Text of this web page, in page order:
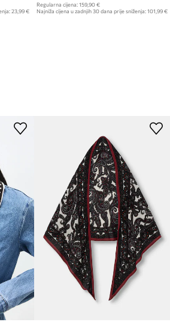
23,99 €
Regularna cijena:159,90 €
Najniža cijena u zadnjih 30 dana prije sniženja:101,99 €